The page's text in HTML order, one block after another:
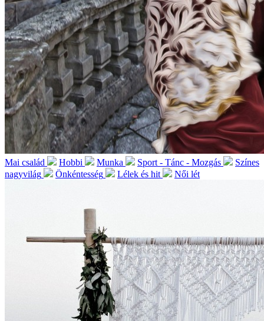
Mai család Hobbi Munka Sport - Tánc - Mozgás
Színes
nagyvilág
Önkéntesség Lélek és hit Női lét